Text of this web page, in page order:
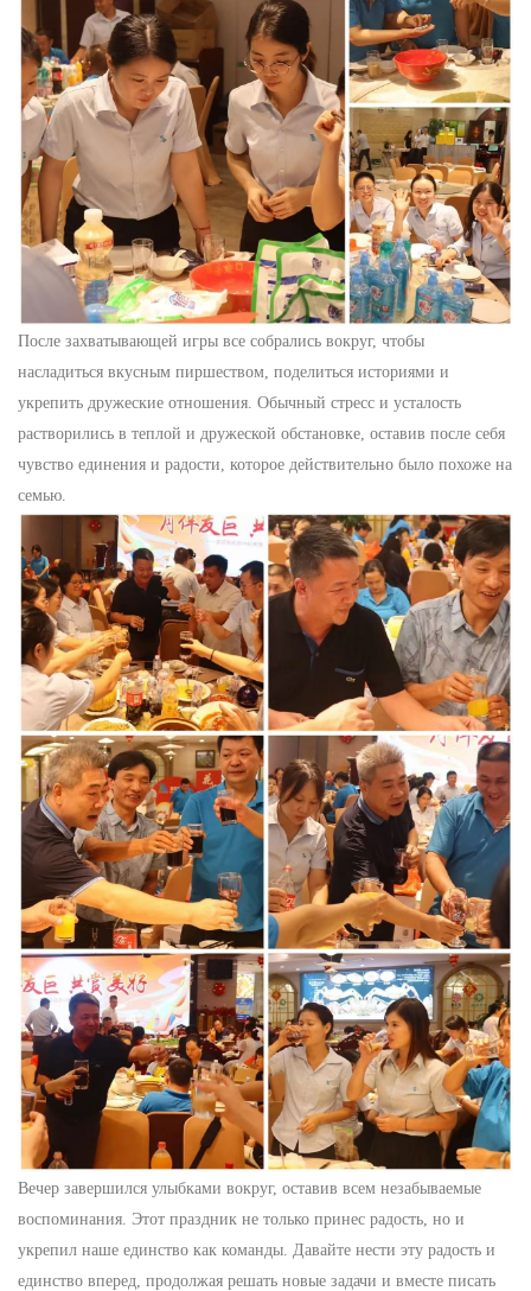
После захватывающей игры все собрались вокруг, чтобы
насладиться вкусным пиршеством, поделиться историями и
укрепить дружеские отношения. Обычный стресс и усталость
растворились в теплой и дружеской обстановке, оставив после себя
чувство единения и радости, которое действительно было похоже на
семью.
Вечер завершился улыбками вокруг, оставив всем незабываемые
воспоминания. Этот праздник не только принес радость, но и
укрепил наше единство как команды. Давайте нести эту радость и
единство вперед, продолжая решать новые задачи и вместе писать